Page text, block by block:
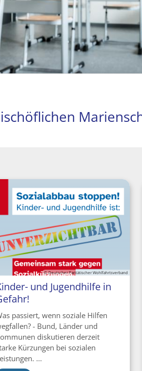
© Deutscher Paritätischer Wohlfahrtsverband
und Jugendhilfe in
passiert, wenn soziale Hilfen
- Bund, Länder und
diskutieren derzeit
Kürzungen bei sozialen
...